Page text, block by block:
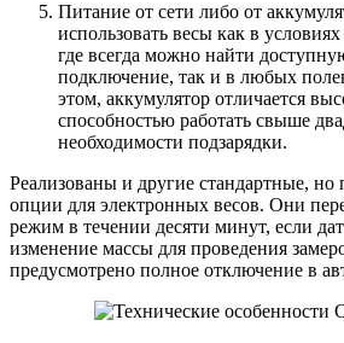
Питание от сети либо от
использовать весы как в
где всегда можно найти
подключение, так и в любых
этом, аккумулятор отличается
способностью работать свыше
необходимости подзарядки.
Реализованы и другие стандартные,
опции для электронных весов. Они
режим в течении десяти минут, если
изменение массы для проведения
предусмотрено полное отключение в